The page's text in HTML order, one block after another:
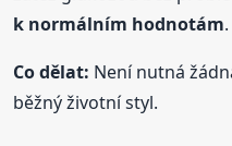
k normálním hodnotám.
Co dělat: Není nutná
běžný životní styl.